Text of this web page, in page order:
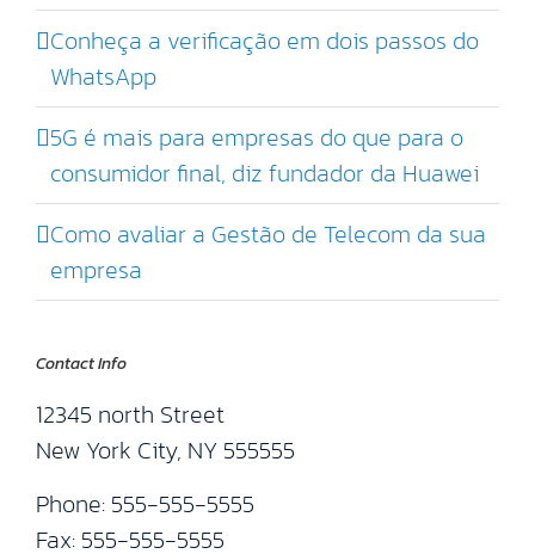
Conheça a verificação em dois passos do
WhatsApp
5G é mais para empresas do que para o
consumidor final, diz fundador da Huawei
Como avaliar a Gestão de Telecom da sua
empresa
Contact Info
12345 north Street
New York City, NY 555555
Phone: 555-555-5555
Fax: 555-555-5555